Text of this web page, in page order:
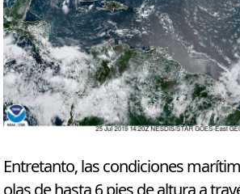
Entretanto, las condiciones